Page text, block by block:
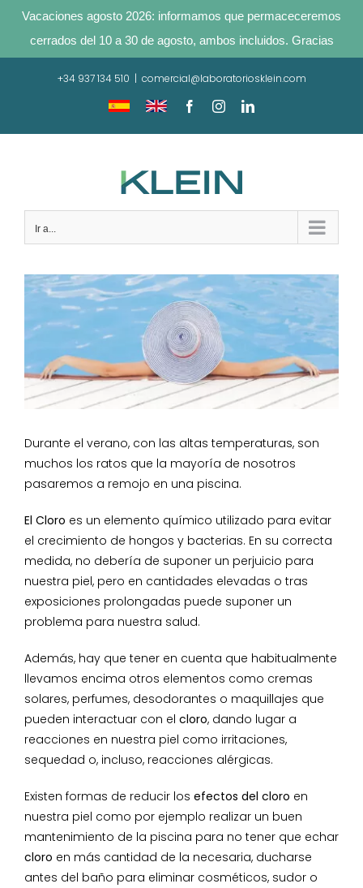
Vacaciones agosto 2026: informamos que permaceceremos
cerrados del 10 a 30 de agosto, ambos incluidos. Gracias
+34 937 134 510 | comercial@laboratoriosklein.com
TraducirTranslate
FacebookInstagramLinkedIn
Ir a...
Durante el verano, con las altas temperaturas, son
muchos los ratos que la mayoría de nosotros
pasaremos a remojo en una piscina.
El Cloro es un elemento químico utilizado para evitar
el crecimiento de hongos y bacterias. En su correcta
medida, no debería de suponer un perjuicio para
nuestra piel, pero en cantidades elevadas o tras
exposiciones prolongadas puede suponer un
problema para nuestra salud.
Además, hay que tener en cuenta que habitualmente
llevamos encima otros elementos como cremas
solares, perfumes, desodorantes o maquillajes que
pueden interactuar con el cloro, dando lugar a
reacciones en nuestra piel como irritaciones,
sequedad o, incluso, reacciones alérgicas.
Existen formas de reducir los efectos del cloro en
nuestra piel como por ejemplo realizar un buen
mantenimiento de la piscina para no tener que echar
cloro en más cantidad de la necesaria, ducharse
antes del baño para eliminar cosméticos, sudor o